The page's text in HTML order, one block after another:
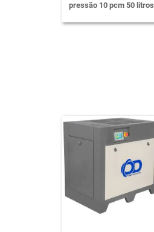
pressão 10 pcm 50 litros